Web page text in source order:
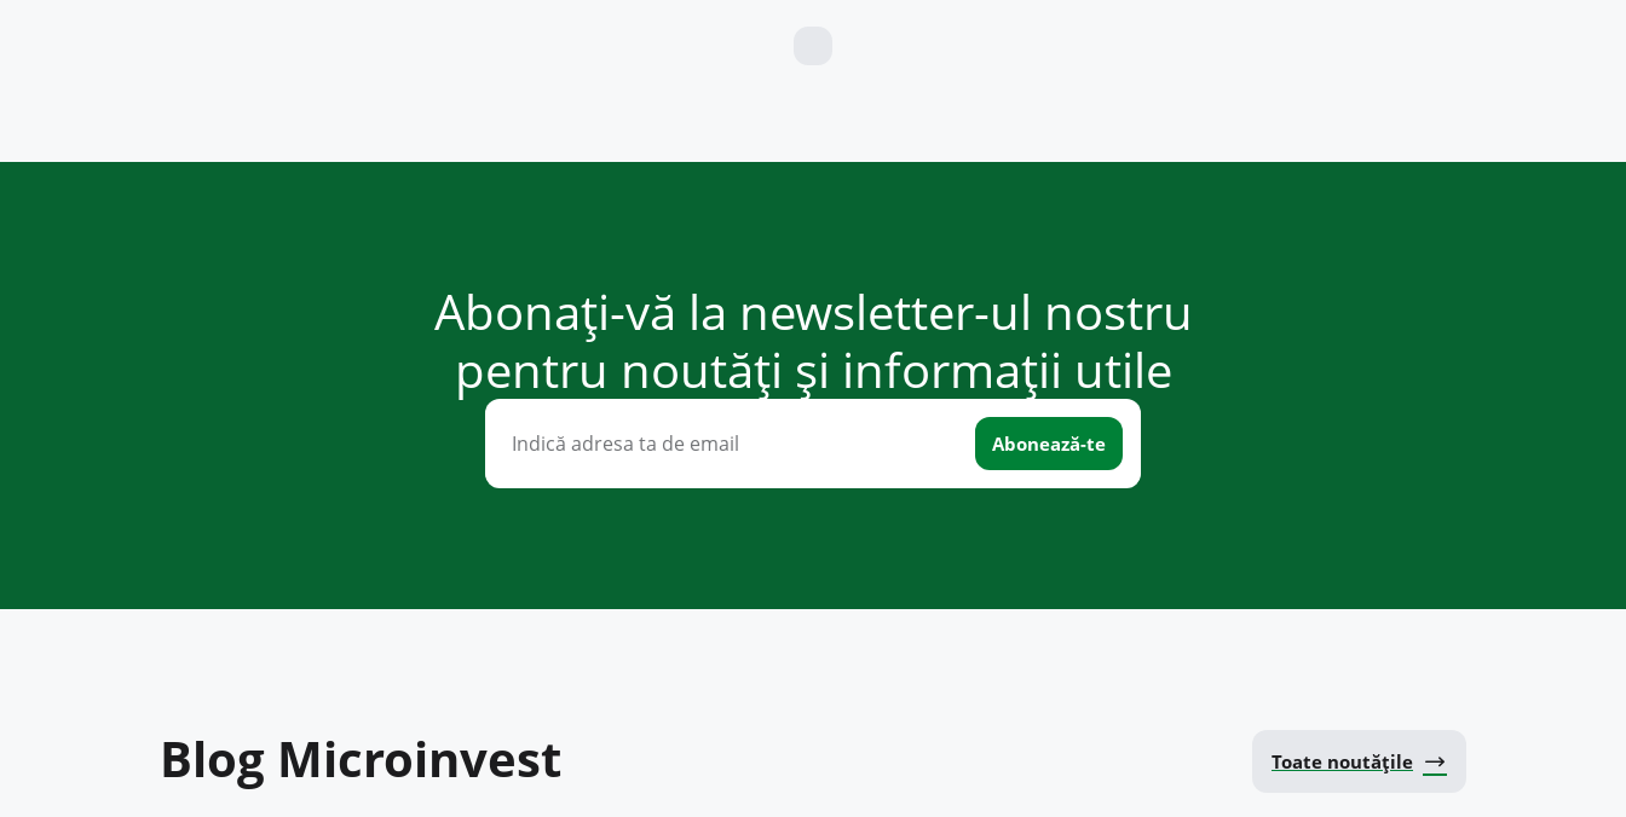
Abonați-vă la newsletter-ul nostru
pentru noutăți și informații utile
Blog Microinvest Toate noutățile